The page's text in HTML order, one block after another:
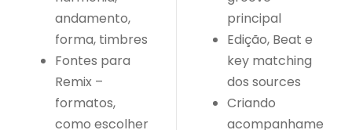
andamento,
forma, timbres
Fontes para
Remix –
formatos,
como escolher
principal
Edição, Beat e
key matching
dos sources
Criando
acompanhame